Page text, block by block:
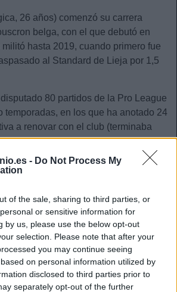
- Do Not Process My
of the sale, sharing to third parties, or
or sensitive information for
by us, please use the below opt-out
selection. Please note that after your
you may continue seeing
on personal information utilized by
disclosed to third parties prior to
separately opt-out of the further
26 años) comenzó su carrera
belga, con el que debutó en
hasta 2019, cuando primero fue
al Standard de Lieja por 1,5
80 partidos de la Pro League
temporadas, en los que ha anotado 24
a renovar con el club (terminaba
fue enviado al equipo filial con el
en las últimas fechas. Esta situación
el Standard le haya vendido al
Amallah tiene raíces italianas y
representar a los ‘Leones del Atlas’ en
31 partidos y anotado 4 goles.
que llegó a semifinales en el